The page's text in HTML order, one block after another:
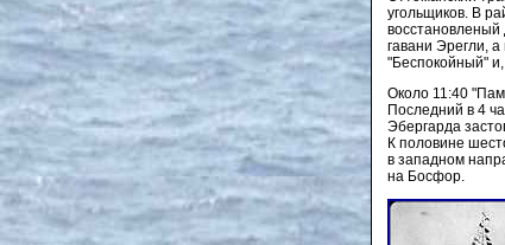
угольщиков. В
гавани Эрегли,
"Беспокойный"
Около 11:40
Последний в 4
Эбергарда
К половине
в западном
на Босфор.